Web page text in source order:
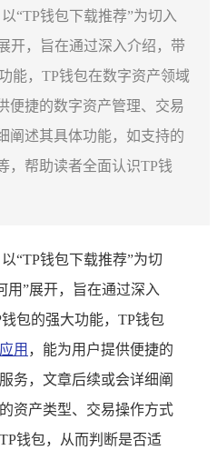
“TP钱包下载推荐”为切入
开，旨在通过深入介绍，带
能，TP钱包在数字资产领域
便捷的数字资产管理、交易
阐述其具体功能，如支持的
，帮助读者全面认识TP钱
“TP钱包下载推荐”为切
用”展开，旨在通过深入
包的强大功能，TP钱包
应用 ，能为用户提供便捷的
务，文章后续或会详细阐
资产类型、交易操作方式
钱包，从而判断是否适